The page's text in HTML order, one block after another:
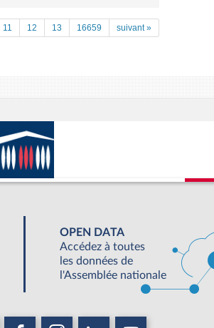
11 12 13 16659 suivant »
OPEN DATA
Accédez à toutes
les données de
l'Assemblée nationale